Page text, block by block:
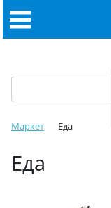
Маркет Еда
Еда